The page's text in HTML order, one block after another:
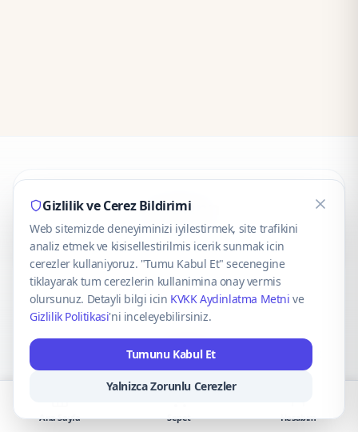
CaseOnn
© 2025 CaseOnn. Tüm hakları saklıdır.
VISA Mastercard
Gizlilik ve Cerez Bildirimi
Web sitemizde deneyiminizi iyilestirmek, site trafikini
analiz etmek ve kisisellestirilmis icerik sunmak icin
cerezler kullaniyoruz. "Tumu Kabul Et" secenegine
tiklayarak tum cerezlerin kullanimina onay vermis
olursunuz. Detayli bilgi icin KVKK Aydinlatma Metni ve
Gizlilik Politikasi'ni inceleyebilirsiniz.
Tumunu Kabul Et
Yalnizca Zorunlu Cerezler
Ana Sayfa Sepet Hesabım